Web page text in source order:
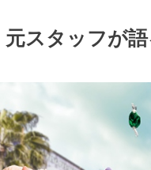
元スタッフが